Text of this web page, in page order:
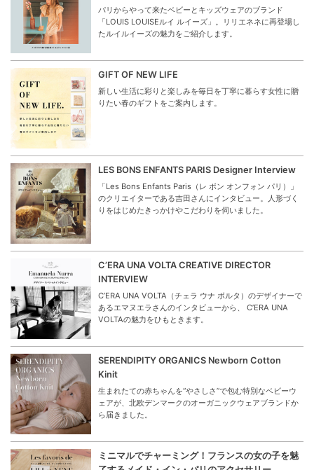
パリからやって来たベビーとキッズウェアのブランド
「LOUIS LOUISEルイ ルイーズ」。リリエネネに再登場し
たルイルイーズの魅力をご紹介します。
GIFT OF NEW LIFE
新しい生活に彩りと楽しみを毎日を丁寧に暮らす女性に贈
りたい春のギフトをご案内します。
LES BONS ENFANTS PARIS Designer Interview
「Les Bons Enfants Paris（レ ボン オンフォン パリ）」
のクリエイターである吉田さんにインタビュー。人形づく
りをはじめたきっかけやこだわりを伺いました。
C’ERA UNA VOLTA CREATIVE DIRECTOR
INTERVIEW
C’ERA UNA VOLTA（チェラ ウナ ボルタ）のデザイナーで
あるエマヌエラさんのインタビューから、 C’ERA UNA
VOLTAの魅力をひもときます。
SERENDIPITY ORGANICS Newborn Cotton
Kinit
生まれたての赤ちゃんを“やさしさ”で包む特別なベビーウ
ェアが、北欧デンマークのオーガニックウェアブランドか
ら届きました。
ミニマルでチャーミング！フランスの女の子を魅